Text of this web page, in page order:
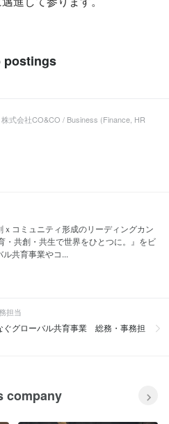
postings
株式会社CO&CO / Business (Finance, HR
ｘコミュニティ形成のリーディングカン
・共創・共生で世界をひとつに。』をビ
共育事業やコ...
担当
グローバル共育事業 総務・事務担
company